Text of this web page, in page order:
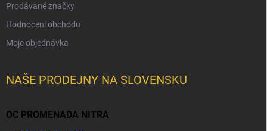
Prodávané značky
Hodnocení obchodu
Moje objednávka
NAŠE PRODEJNY NA SLOVENSKU
OC PROMENADA NITRA